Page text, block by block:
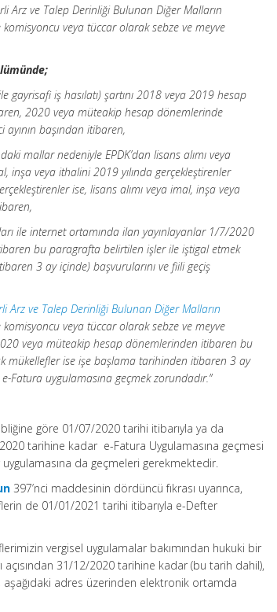
Arz ve Talep Derinliği Bulunan Diğer Malların
veya tüccar olarak sebze ve meyve
gayrisafi iş hasılatı) şartını 2018 veya 2019 hesap
2020 veya müteakip hesap dönemlerinde
başından itibaren,
mallar nedeniyle EPDK’dan lisans alımı veya
inşa veya ithalini 2019 yılında gerçekleştirenler
ise, lisans alımı veya imal, inşa veya
ile internet ortamında ilan yayınlayanlar 1/7/2020
bu paragrafta belirtilen işler ile iştigal etmek
3 ay içinde) başvurularını ve fiili geçiş
Arz ve Talep Derinliği Bulunan Diğer Malların
veya tüccar olarak sebze ve meyve
veya müteakip hesap dönemlerinden itibaren bu
mükellefler ise işe başlama tarihinden itibaren 3 ay
Fatura uygulamasına geçmek zorundadır.”
göre 01/07/2020 tarihi itibarıyla ya da
tarihine kadar e-Fatura Uygulamasına geçmesi
da geçmeleri gerekmektedir.
397’nci maddesinin dördüncü fıkrası uyarınca,
de 01/01/2021 tarihi itibarıyla e-Defter
vergisel uygulamalar bakımından hukuki bir
31/12/2020 tarihine kadar (bu tarih dahil),
aşağıdaki adres üzerinden elektronik ortamda